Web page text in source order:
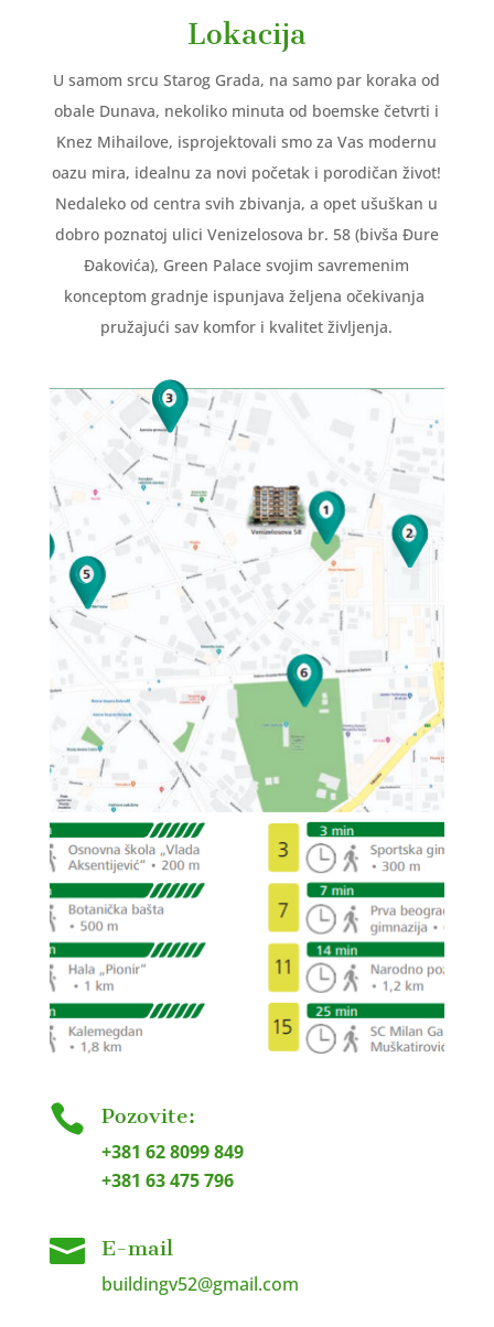
Lokacija
U samom srcu Starog Grada, na samo par koraka od
obale Dunava, nekoliko minuta od boemske četvrti i
Knez Mihailove, isprojektovali smo za Vas modernu
oazu mira, idealnu za novi početak i porodičan život!
Nedaleko od centra svih zbivanja, a opet ušuškan u
dobro poznatoj ulici Venizelosova br. 58 (bivša Đure
Đakovića), Green Palace svojim savremenim
konceptom gradnje ispunjava željena očekivanja
pružajući sav komfor i kvalitet življenja.
 Pozovite:
+381 62 8099 849
+381 63 475 796
 E-mail
buildingv52@gmail.com